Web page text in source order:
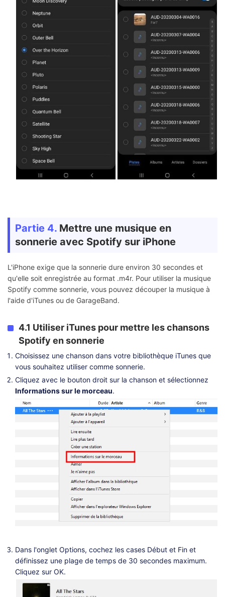
Partie 4. Mettre une musique en
sonnerie avec Spotify sur iPhone
L'iPhone exige que la sonnerie dure environ 30 secondes et
qu'elle soit enregistrée au format .m4r. Pour utiliser la musique
Spotify comme sonnerie, vous pouvez découper la musique à
l'aide d'iTunes ou de GarageBand.
4.1 Utiliser iTunes pour mettre les chansons
Spotify en sonnerie
Choisissez une chanson dans votre bibliothèque iTunes que
vous souhaitez utiliser comme sonnerie.
Cliquez avec le bouton droit sur la chanson et sélectionnez
Informations sur le morceau.
Dans l'onglet Options, cochez les cases Début et Fin et
définissez une plage de temps de 30 secondes maximum.
Cliquez sur OK.